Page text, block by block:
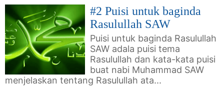
#2 Puisi untuk baginda
Rasulullah SAW
Puisi untuk baginda Rasulullah
SAW adala puisi tema
Rasulullah dan kata-kata puisi
buat nabi Muhammad SAW
menjelaskan tentang Rasulullah ata...